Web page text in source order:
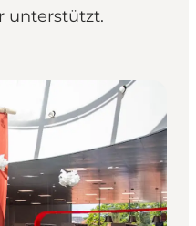
unterstützt.